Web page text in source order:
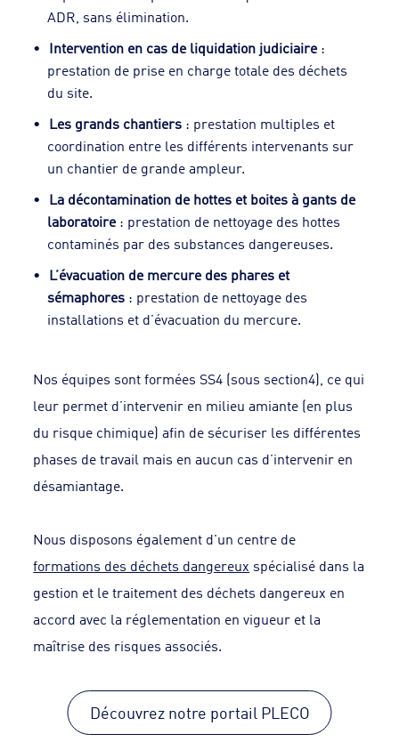
ADR, sans élimination.
Intervention en cas de liquidation judiciaire:
prestation de prise en charge totale des déchets
du site.
Les grands chantiers : prestation multiples et
coordination entre les différents intervenants sur
un chantier de grande ampleur.
La décontamination de hottes et boites à gants de
laboratoire: prestation de nettoyage des hottes
contaminés par des substances dangereuses.
L’évacuation de mercure des phares et
sémaphores : prestation de nettoyage des
installations et d’évacuation du mercure.
Nos équipes sont formées SS4 (sous section4), ce qui
leur permet d’intervenir en milieu amiante (en plus
du risque chimique) afin de sécuriser les différentes
phases de travail mais en aucun cas d’intervenir en
désamiantage.
Nous disposons également d'un centre de
formations des déchets dangereux spécialisé dans la
gestion et le traitement des déchets dangereux en
accord avec la réglementation en vigueur et la
maîtrise des risques associés.
Découvrez notre portail PLECO